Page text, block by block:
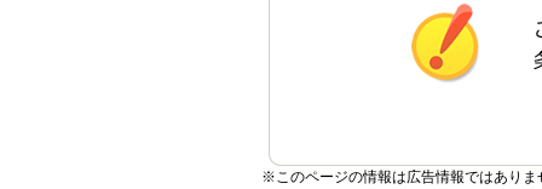
※このページの情報は広告情報ではあり